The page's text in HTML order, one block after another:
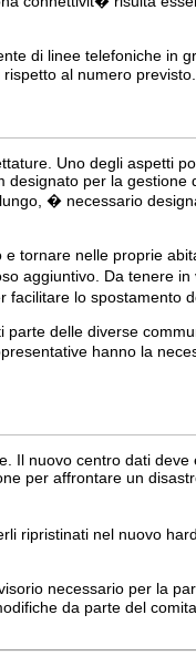
di linee telefoniche in
al numero previsto.
Uno degli aspetti
per la
� necessario
tornare nelle proprie
aggiuntivo. Da tenere
lo spostamento
delle diverse
hanno la
Il nuovo centro dati
per affrontare un
ripristinati nel nuovo
necessario per la
da parte del